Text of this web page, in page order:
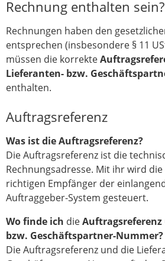
Rechnung enthalten sein?
Rechnungen haben den
entsprechen (insbesondere § 11
müssen die korrekte
Lieferanten- bzw.
enthalten.
Auftragsreferenz
Was ist die Auftragsreferenz?
Die Auftragsreferenz ist die
Rechnungsadresse. Mit ihr wird
richtigen Empfänger der
Auftraggeber-System gesteuert.
Wo finde ich dieAuftragsreferenz
bzw. Geschäftspartner-Nummer?
Die Auftragsreferenz und die